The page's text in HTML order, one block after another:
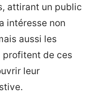
attirant un public
intéresse non
aussi les
profitent de ces
leur